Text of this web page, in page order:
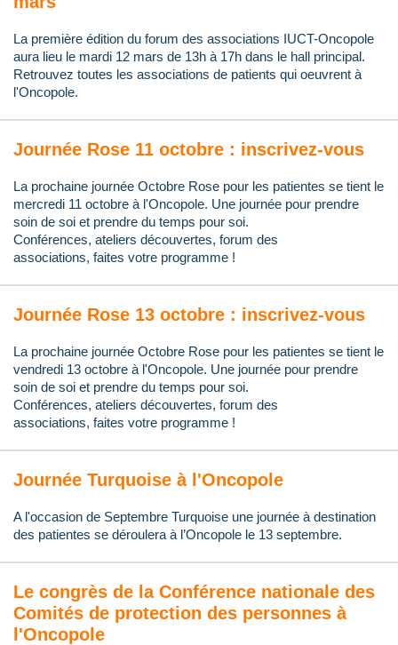
La première édition du forum des associations IUCT-Oncopole
aura lieu le mardi 12 mars de 13h à 17h dans le hall principal.
Retrouvez toutes les associations de patients qui oeuvrent à
l'Oncopole.
Journée Rose 11 octobre : inscrivez-vous
La prochaine journée Octobre Rose pour les patientes se tient le
mercredi 11 octobre à l'Oncopole. Une journée pour prendre
soin de soi et prendre du temps pour soi.
Conférences, ateliers découvertes, forum des
associations, faites votre programme !
Journée Rose 13 octobre : inscrivez-vous
La prochaine journée Octobre Rose pour les patientes se tient le
vendredi 13 octobre à l'Oncopole. Une journée pour prendre
soin de soi et prendre du temps pour soi.
Conférences, ateliers découvertes, forum des
associations, faites votre programme !
Journée Turquoise à l'Oncopole
A l'occasion de Septembre Turquoise une journée à destination
des patientes se déroulera à l’Oncopole le 13 septembre.
Le congrès de la Conférence nationale des
Comités de protection des personnes à
l'Oncopole